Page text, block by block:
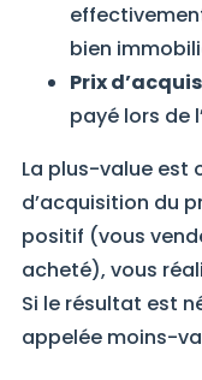
bien
Prix
payé lors de
La plus-value est
d’acquisition du
positif (vous
acheté), vous
Si le résultat est
appelée moins-